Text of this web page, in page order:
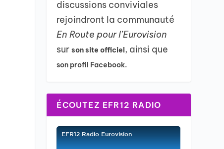
discussions conviviales
rejoindront la communauté
En Route pour l’Eurovision
surson site officiel, ainsi que
son profil Facebook.
ÉCOUTEZ EFR12 RADIO